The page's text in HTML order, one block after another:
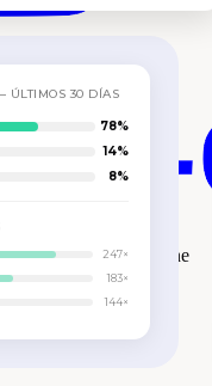
Monaco Retail
en One
ÚLTIMOS 30 DÍAS
78%
14%
8%
247×
183×
144×